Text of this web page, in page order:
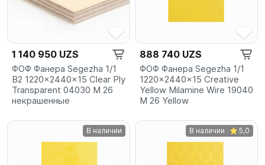
1 140 950 UZS
ФОФ Фанера Segezha 1/1
B2 1220x2440x15 Clear Ply
Transparent 04030 M 26
некрашенные
888 740 UZS
ФОФ Фанера Segezha 1/1
1220x2440x15 Creative
Yellow Milamine Wire 19040
M 26 Yellow
В наличии В наличии 5,0